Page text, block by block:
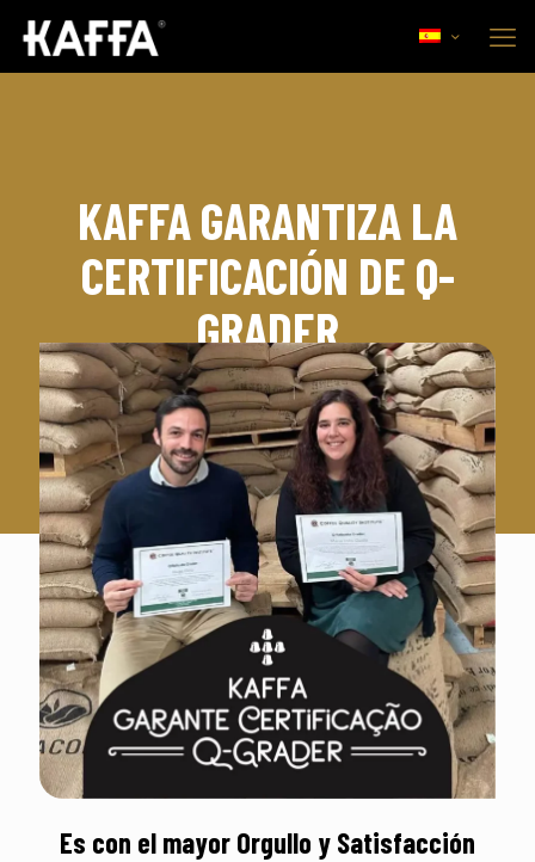
KAFFA GARANTIZA LA
CERTIFICACIÓN DE Q-
GRADER
22 diciembre, 2021 Empresa
Es con el mayor Orgullo y Satisfacción